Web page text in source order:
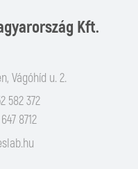
Kft.
Vágóhíd u. 2.
582 372
8712